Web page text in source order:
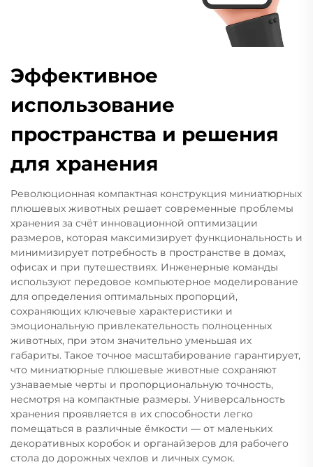
Эффективное
использование
пространства и решения
для хранения
Революционная компактная конструкция миниатюрных
плюшевых животных решает современные проблемы
хранения за счёт инновационной оптимизации
размеров, которая максимизирует функциональность и
минимизирует потребность в пространстве в домах,
офисах и при путешествиях. Инженерные команды
используют передовое компьютерное моделирование
для определения оптимальных пропорций,
сохраняющих ключевые характеристики и
эмоциональную привлекательность полноценных
животных, при этом значительно уменьшая их
габариты. Такое точное масштабирование гарантирует,
что миниатюрные плюшевые животные сохраняют
узнаваемые черты и пропорциональную точность,
несмотря на компактные размеры. Универсальность
хранения проявляется в их способности легко
помещаться в различные ёмкости — от маленьких
декоративных коробок и органайзеров для рабочего
стола до дорожных чехлов и личных сумок.